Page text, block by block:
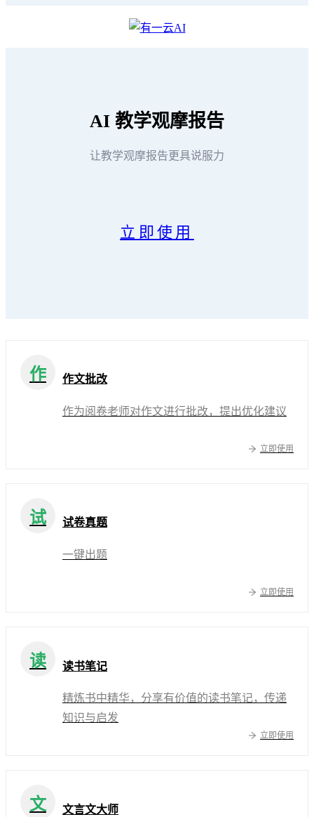
AI 教学观摩报告
让教学观摩报告更具说服力
立即使用
作 作文批改
作为阅卷老师对作文进行批改，提出优化建议
立即使用
试 试卷真题
一键出题
立即使用
读 读书笔记
精炼书中精华，分享有价值的读书笔记，传递
知识与启发
立即使用
文 文言文大师